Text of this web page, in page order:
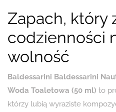
Zapach, który
codzienności
wolność
Baldessarini Baldessarini
Woda Toaletowa (50 ml) to
którzy lubią wyraziste